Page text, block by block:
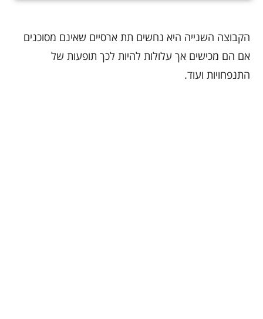
הקבוצה השנייה היא נחשים תת ארסיים שאינם מסוכנים
אם הם מכישים אך עלולות להיות לכך תופעות של
התנפחויות ועוד.